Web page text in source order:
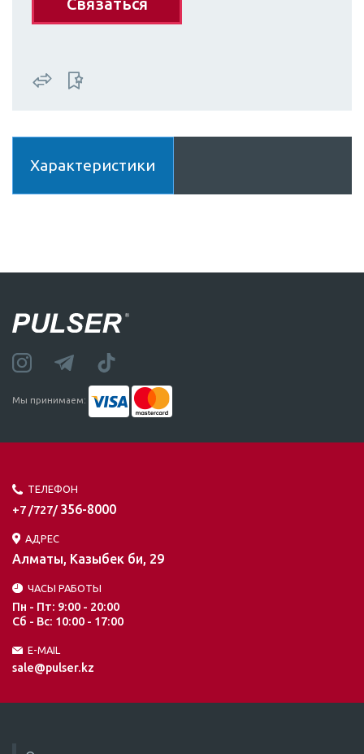
Связаться
Характеристики
Мы принимаем:
ТЕЛЕФОН
+7 /727/ 356-8000
АДРЕС
Алматы, Казыбек би, 29
ЧАСЫ РАБОТЫ
Пн - Пт: 9:00 - 20:00
Сб - Вс: 10:00 - 17:00
E-MAIL
sale@pulser.kz